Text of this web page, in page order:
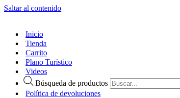
Saltar al contenido
Inicio
Tienda
Carrito
Plano Turístico
Videos
Búsqueda de productos
Política de devoluciones